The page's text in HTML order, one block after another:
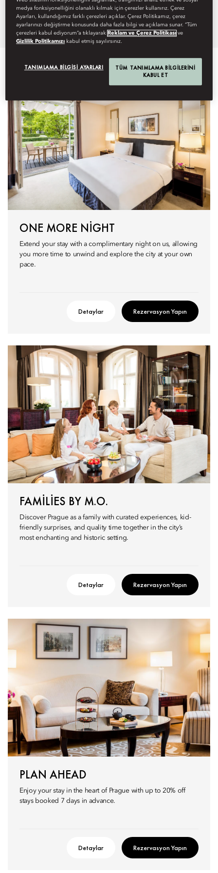
Mandarin Oriental, Prague.
ONE MORE NIGHT
Extend your stay with a complimentary night on us, allowing
you more time to unwind and explore the city at your own
pace.
Detaylar Rezervasyon Yapın
FAMILIES BY M.O.
Discover Prague as a family with curated experiences, kid-
friendly surprises, and quality time together in the city’s
most enchanting and historic setting.
Detaylar Rezervasyon Yapın
PLAN AHEAD
Enjoy your stay in the heart of Prague with up to 20% off
stays booked 7 days in advance.
Detaylar Rezervasyon Yapın
medya fonksiyonelliğini olanaklı kılmak için çerezler kullanırız. Çerez
Ayarları, kullandığımız farklı çerezleri açıklar. Çerez Politikamız, çerez
ayarlarınızı değiştirme konusunda daha fazla bilgi ve açıklama sunar. “Tüm
çerezleri kabul ediyorum”a tıklayarak Reklam ve Çerez Politikası ve
Gizlilik Politikamızı kabul etmiş sayılırsınız.
TANIMLAMA BILGISI AYARLARI
TÜM TANIMLAMA BILGILERINI
KABUL ET